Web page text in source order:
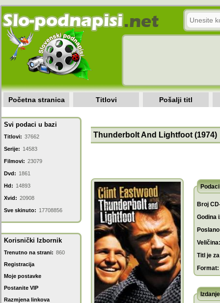
Početna stranica Titlovi Pošalji titl
Svi podaci u bazi
Titlovi: 37662
Serije: 14583
Filmovi: 23079
Dvd: 1861
Hd: 14893
Xvid: 20908
Sve skinuto: 17708856
Korisnički Izbornik
Trenutno na strani: 860
Registracija
Moje postavke
Postanite VIP
Razmjena linkova
Thunderbolt And Lightfoot (1974)
Broj
Godina
Veličina:
Titl je
Format: